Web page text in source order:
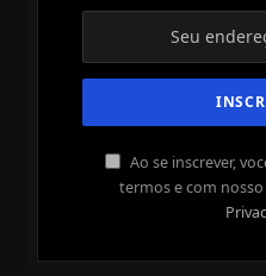
Ao se inscrever,
termos e com